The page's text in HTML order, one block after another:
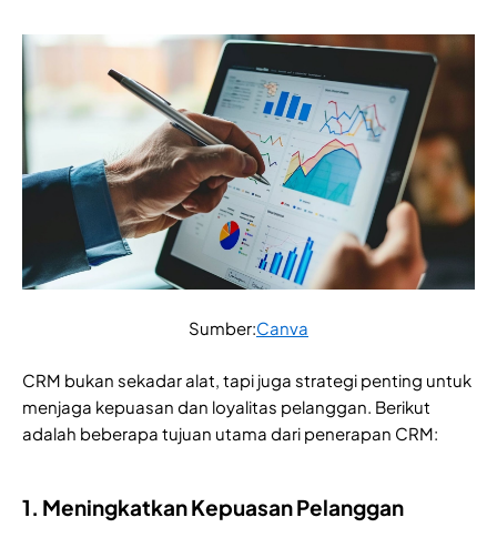
Sumber:Canva
CRM bukan sekadar alat, tapi juga strategi penting untuk
menjaga kepuasan dan loyalitas pelanggan. Berikut
adalah beberapa tujuan utama dari penerapan CRM:
1. Meningkatkan Kepuasan Pelanggan